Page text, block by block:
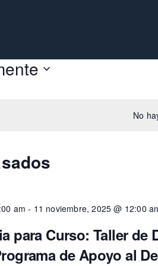
No
am - 11 noviembre, 2025 @ 12:00
para Curso: Taller de
de Apoyo al